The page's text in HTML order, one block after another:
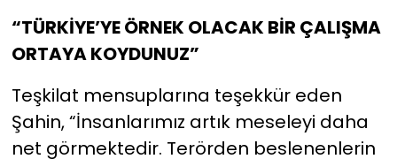
“TÜRKİYE’YE ÖRNEK OLACAK BİR ÇALIŞMA
ORTAYA KOYDUNUZ”
Teşkilat mensuplarına teşekkür eden
Şahin, “İnsanlarımız artık meseleyi daha
net görmektedir. Terörden beslenenlerin